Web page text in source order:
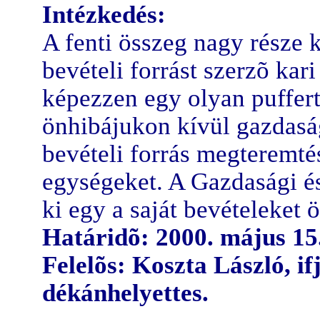
Intézkedés:
A fenti összeg nagy része
bevételi forrást szerzõ
képezzen egy olyan
önhibájukon kívül
bevételi forrás
egységeket. A Gazdasági
ki egy a saját bevételeket
Határidõ: 2000. május
Felelõs: Koszta László,
dékánhelyettes.